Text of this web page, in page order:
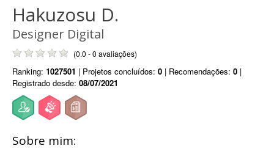
Hakuzosu D.
Designer Digital
(0.0 - 0 avaliações)
Ranking: 1027501 | Projetos concluídos: 0 | Recomendações: 0 |
Registrado desde: 08/07/2021
Sobre mim: